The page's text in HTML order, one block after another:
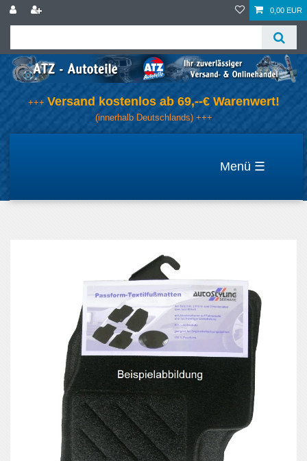
0,00 EUR
+++ Versand kostenlos ab 69,--€ Warenwert!
(innerhalb Deutschlands) +++
☰